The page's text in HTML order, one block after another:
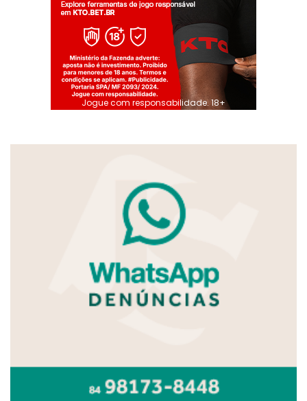
Jogue com responsabilidade. 18+